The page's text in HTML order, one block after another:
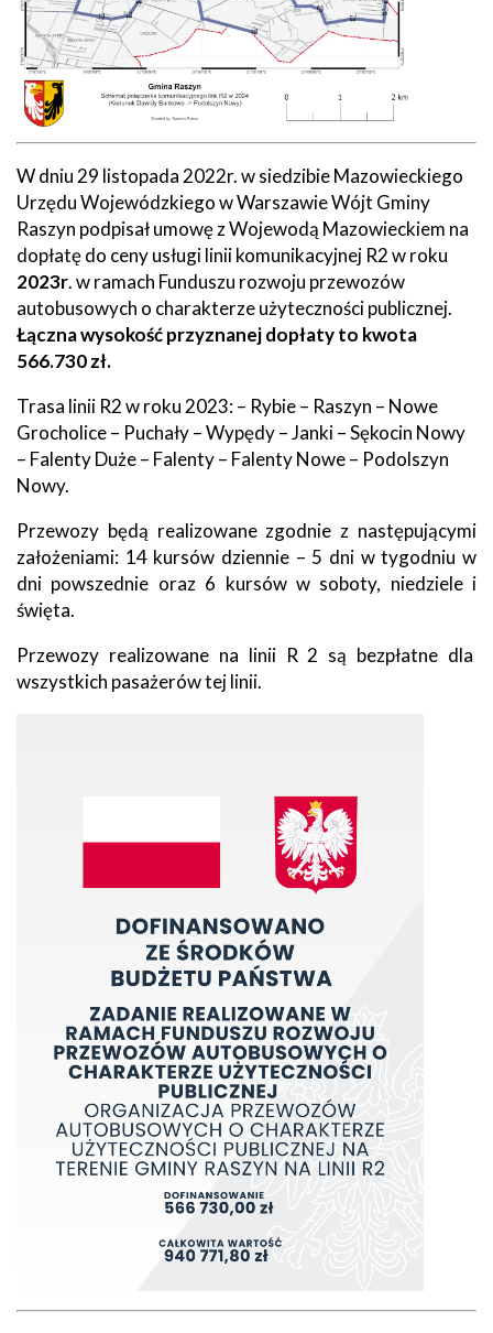
W dniu 29 listopada 2022r. w siedzibie Mazowieckiego
Urzędu Wojewódzkiego w Warszawie Wójt Gminy
Raszyn podpisał umowę z Wojewodą Mazowieckiem na
dopłatę do ceny usługi linii komunikacyjnej R2 w roku
2023r. w ramach Funduszu rozwoju przewozów
autobusowych o charakterze użyteczności publicznej.
Łączna wysokość przyznanej dopłaty to kwota
566.730 zł.
Trasa linii R2 w roku 2023: – Rybie – Raszyn – Nowe
Grocholice – Puchały – Wypędy – Janki – Sękocin Nowy
– Falenty Duże – Falenty – Falenty Nowe – Podolszyn
Nowy.
Przewozy będą realizowane zgodnie z następującymi
założeniami: 14 kursów dziennie – 5 dni w tygodniu w
dni powszednie oraz 6 kursów w soboty, niedziele i
święta.
Przewozy realizowane na linii R 2 są bezpłatne dla
wszystkich pasażerów tej linii.